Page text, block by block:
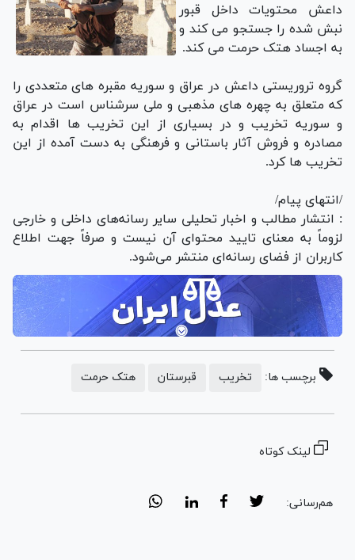
داعش محتویات داخل قبور
نبش شده را جستجو می کند و
به اجساد هتک حرمت می کند.
گروه تروریستی داعش در عراق و سوریه مقبره های متعددی را
که متعلق به چهره های مذهبی و ملی سرشناس است در عراق
و سوریه تخریب و در بسیاری از این تخریب ها اقدام به
مصادره و فروش آثار باستانی و فرهنگی به دست آمده از این
تخریب ها کرد.
/انتهای پیام/
: انتشار مطالب و اخبار تحلیلی سایر رسانه‌های داخلی و خارجی
لزوماً به معنای تایید محتوای آن نیست و صرفاً جهت اطلاع
کاربران از فضای رسانه‌ای منتشر می‌شود.
برچسب ها: تخریب قبرستان هتک حرمت
لینک کوتاه
هم‌رسانی: